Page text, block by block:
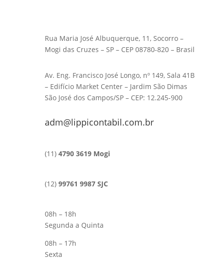
Rua Maria José Albuquerque, 11, Socorro –
Mogi das Cruzes – SP – CEP 08780-820 – Brasil
Av. Eng. Francisco José Longo, nº 149, Sala 41B
– Edifício Market Center – Jardim São Dimas
São José dos Campos/SP – CEP: 12.245-900
adm@lippicontabil.com.br
(11) 4790 3619 Mogi
(12) 99761 9987 SJC
08h – 18h
Segunda a Quinta
08h – 17h
Sexta